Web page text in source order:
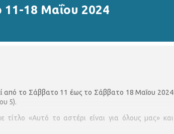
11-18 Μαΐου 2024
από το Σάββατο 11 έως το Σάββατο 18 Μαΐου 2024
5).
«Αυτό το αστέρι είναι για όλους μας» και